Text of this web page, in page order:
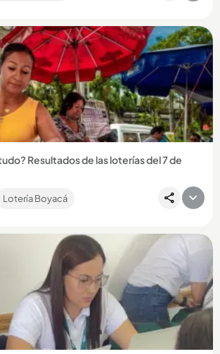
Compartir Noticia
Resultados de las loterías del 7 de
principales no jugaron por ser día festivo,
regionales sortearon una buena
Lotería Boyacá
Compartir Noticia